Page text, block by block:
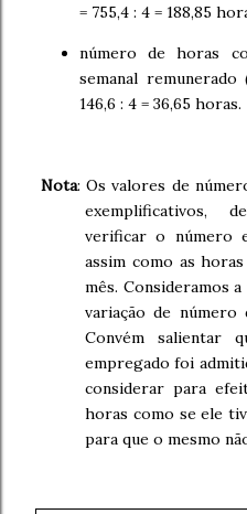
= 755,4 : 4 = 188,85
número de horas
semanal
146,6 : 4 = 36,65 horas.
Nota: Os valores de
exemplificativos,
verificar o número
assim como as
mês. Consideramos
variação de número
Convém salientar
empregado foi
considerar para
horas como se ele
para que o mesmo